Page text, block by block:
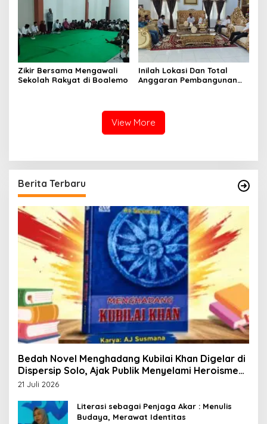
Zikir Bersama Mengawali
Sekolah Rakyat di Boalemo
Inilah Lokasi Dan Total
Anggaran Pembangunan
View More
Berita Terbaru
Bedah Novel Menghadang Kubilai Khan Digelar di
Dispersip Solo, Ajak Publik Menyelami Heroisme
Leluhur Nusantara
21 Juli 2026
Literasi sebagai Penjaga Akar : Menulis
Budaya, Merawat Identitas